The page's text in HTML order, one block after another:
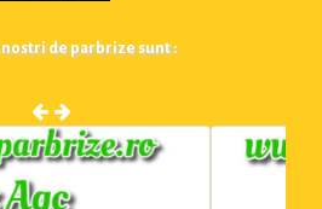
de parbrize sunt :